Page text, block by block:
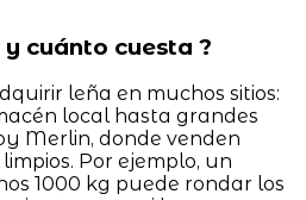
cuánto cuesta ?
leña en muchos sitios:
local hasta grandes
Merlin, donde venden
Por ejemplo, un
1000 kg puede rondar los